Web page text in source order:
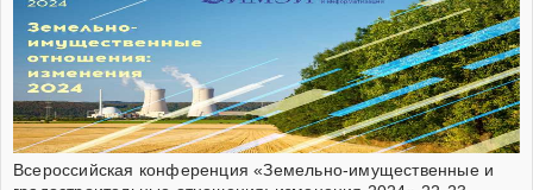
Всероссийская конференция «Земельно-имущественные и